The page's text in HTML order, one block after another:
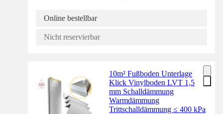
Online bestellbar
Nicht reservierbar
10m² Fußboden Unterlage
Klick Vinylboden LVT 1,5
mm Schalldämmung
Warmdämmung
Trittschalldämmung ≤ 400 kPa